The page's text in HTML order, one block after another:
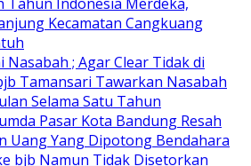
Kecamatan Cangkuang
Nasabah ; Agar Clear Tidak di
Tamansari Tawarkan Nasabah
Selama Satu Tahun
Pasar Kota Bandung Resah
Uang Yang Dipotong Bendahara
bjb Namun Tidak Disetorkan